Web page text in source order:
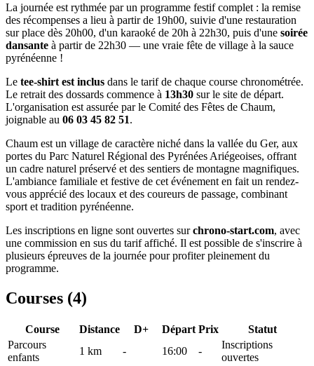
La journée est rythmée par un programme festif complet : la remise
des récompenses a lieu à partir de 19h00, suivie d'une restauration
sur place dès 20h00, d'un karaoké de 20h à 22h30, puis d'une soirée
dansante à partir de 22h30 — une vraie fête de village à la sauce
pyrénéenne !
Le tee-shirt est inclus dans le tarif de chaque course chronométrée.
Le retrait des dossards commence à 13h30 sur le site de départ.
L'organisation est assurée par le Comité des Fêtes de Chaum,
joignable au 06 03 45 82 51.
Chaum est un village de caractère niché dans la vallée du Ger, aux
portes du Parc Naturel Régional des Pyrénées Ariégeoises, offrant
un cadre naturel préservé et des sentiers de montagne magnifiques.
L'ambiance familiale et festive de cet événement en fait un rendez-
vous apprécié des locaux et des coureurs de passage, combinant
sport et tradition pyrénéenne.
Les inscriptions en ligne sont ouvertes surchrono-start.com, avec
une commission en sus du tarif affiché. Il est possible de s'inscrire à
plusieurs épreuves de la journée pour profiter pleinement du
programme.
Courses (4)
Course Distance D+ Départ Prix
Statut
Parcours
enfants
1 km - 16:00 -
Inscriptions
ouvertes